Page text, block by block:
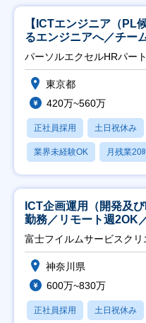
【ICTエンジニア（PL
るエンジニアへ／チー
パーソルエクセルHRパー
東京都
420万~560万
正社員採用 土日祝休み
業界未経験OK 月残業20
ICT企画運用（開発及
勤務／リモート週2OK
富士フイルムサービスク
神奈川県
600万~830万
正社員採用 土日祝休み